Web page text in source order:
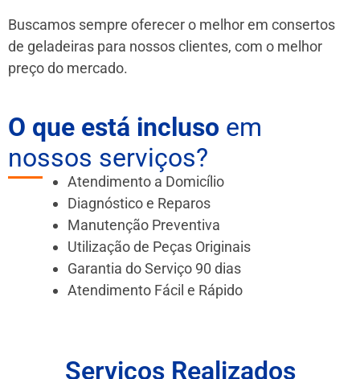
Buscamos sempre oferecer o melhor em consertos
de geladeiras para nossos clientes, com o melhor
preço do mercado.
O que está incluso em
nossos serviços?
Atendimento a Domicílio
Diagnóstico e Reparos
Manutenção Preventiva
Utilização de Peças Originais
Garantia do Serviço 90 dias
Atendimento Fácil e Rápido
Serviços Realizados